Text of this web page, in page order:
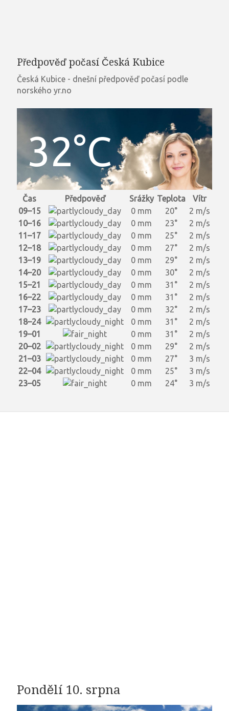
Předpověď počasí Česká Kubice
Česká Kubice - dnešní předpověď počasí podle
norského yr.no
32°C
Čas Předpověď Srážky Teplota
Vítr
09–15
0 mm 20°
2 m/s
10–16
0 mm 23°
2 m/s
11–17
0 mm 25°
2 m/s
12–18
0 mm 27°
2 m/s
13–19
0 mm 29°
2 m/s
14–20
0 mm 30°
2 m/s
15–21
0 mm 31°
2 m/s
16–22
0 mm 31°
2 m/s
17–23
0 mm 32°
2 m/s
18–24
0 mm 31°
2 m/s
19–01
0 mm 31°
2 m/s
20–02
0 mm 29°
2 m/s
21–03
0 mm 27°
3 m/s
22–04
0 mm 25°
3 m/s
23–05
0 mm 24° 3 m/s
Pondělí 10. srpna